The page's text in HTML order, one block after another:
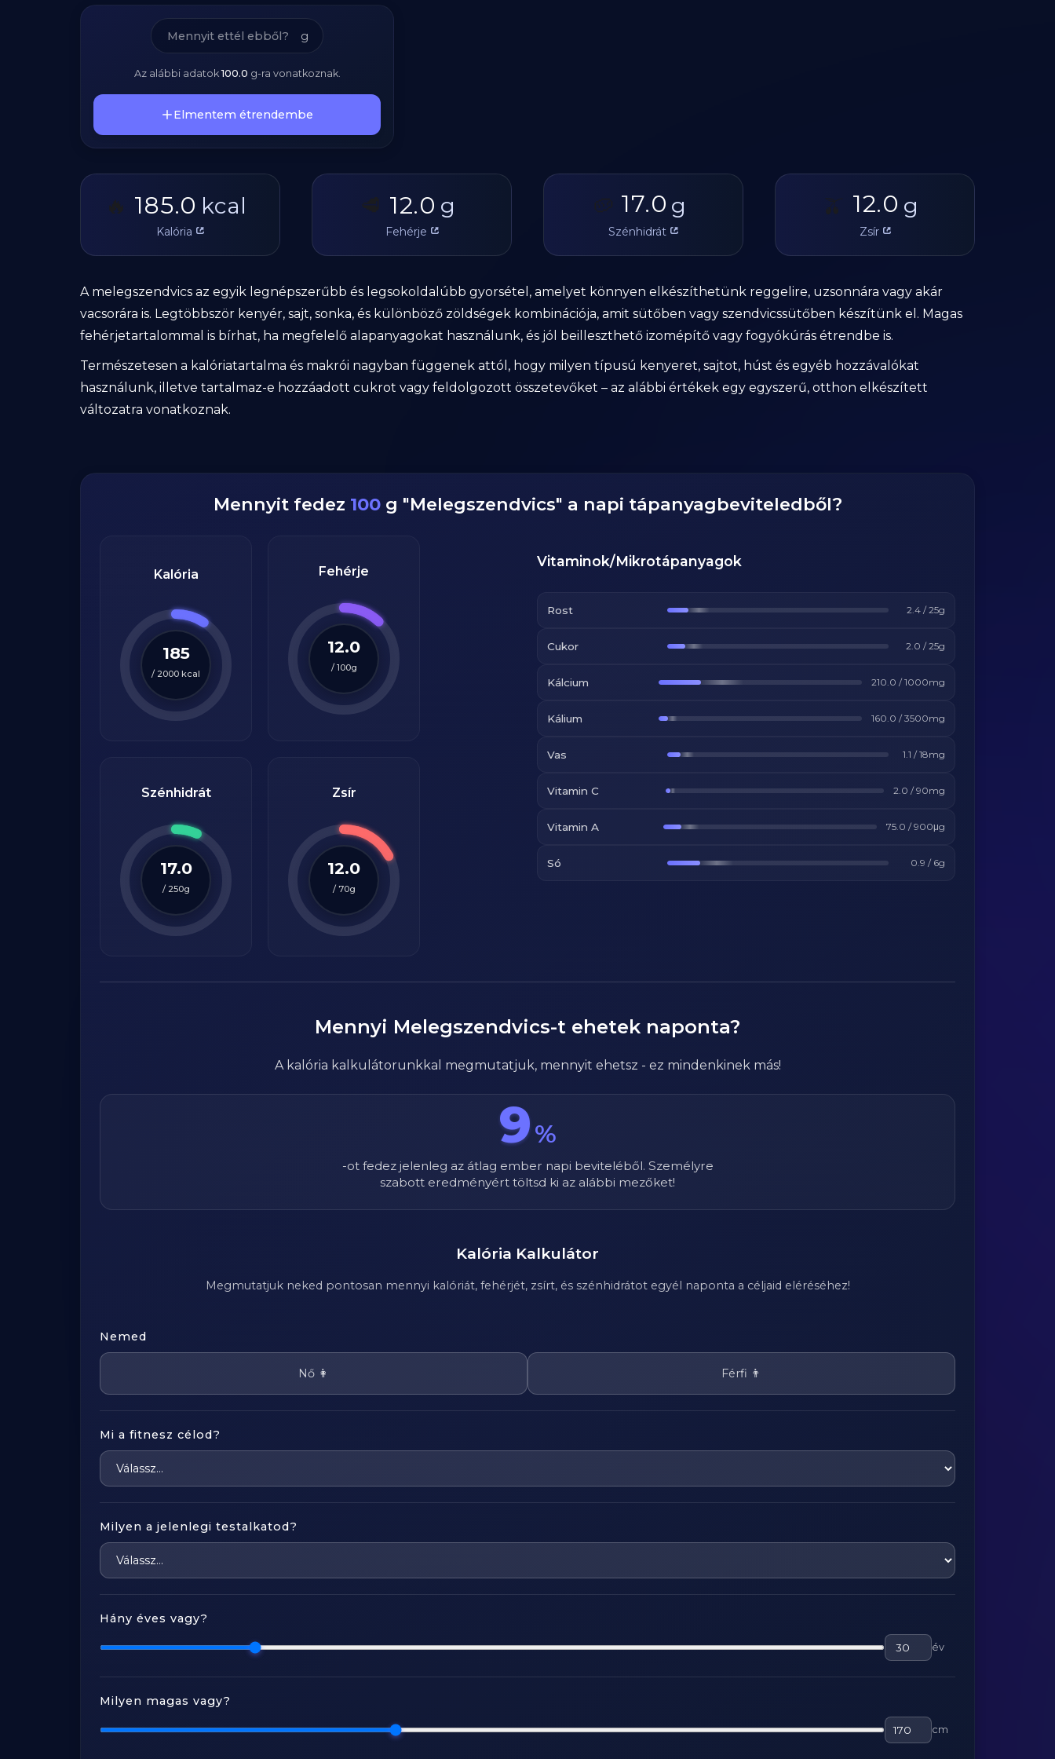
g
Az alábbi adatok100.0 g-ra vonatkoznak.
Elmentem étrendembe
🔥 185.0 kcal
Kalória
🥩 12.0 g
Fehérje
🥔 17.0 g
Szénhidrát
🫒 12.0 g
Zsír
A melegszendvics az egyik legnépszerűbb és legsokoldalúbb gyorsétel, amelyet könnyen elkészíthetünk reggelire, uzsonnára vagy akár
vacsorára is. Legtöbbször kenyér, sajt, sonka, és különböző zöldségek kombinációja, amit sütőben vagy szendvicssütőben készítünk el. Magas
fehérjetartalommal is bírhat, ha megfelelő alapanyagokat használunk, és jól beilleszthető izomépítő vagy fogyókúrás étrendbe is.
Természetesen a kalóriatartalma és makrói nagyban függenek attól, hogy milyen típusú kenyeret, sajtot, húst és egyéb hozzávalókat
használunk, illetve tartalmaz-e hozzáadott cukrot vagy feldolgozott összetevőket – az alábbi értékek egy egyszerű, otthon elkészített
változatra vonatkoznak.
Mennyit fedez 100 g "Melegszendvics" a napi tápanyagbeviteledből?
Kalória
185
/ 2000 kcal
Fehérje
12.0
/100g
Szénhidrát
17.0
/ 250g
Zsír
12.0
/70g
Vitaminok/Mikrotápanyagok
Rost 2.4 /25g
Cukor 2.0 /25g
Kálcium 210.0 /1000mg
Kálium 160.0 /3500mg
Vas 1.1 /18mg
Vitamin C 2.0 /90mg
Vitamin A 75.0 /900μg
Só 0.9 / 6g
Mennyi Melegszendvics-t ehetek naponta?
A kalória kalkulátorunkkal megmutatjuk, mennyit ehetsz - ez mindenkinek más!
9%
-ot fedez jelenleg az átlag ember napi beviteléből. Személyre
szabott eredményért töltsd ki az alábbi mezőket!
Kalória Kalkulátor
Megmutatjuk neked pontosan mennyi kalóriát, fehérjét, zsírt, és szénhidrátot egyél naponta a céljaid eléréséhez!
Nemed
Nő 👩 Férfi 👨
Mi a fitnesz célod?
Milyen a jelenlegi testalkatod?
Hány éves vagy?
év
Milyen magas vagy?
cm